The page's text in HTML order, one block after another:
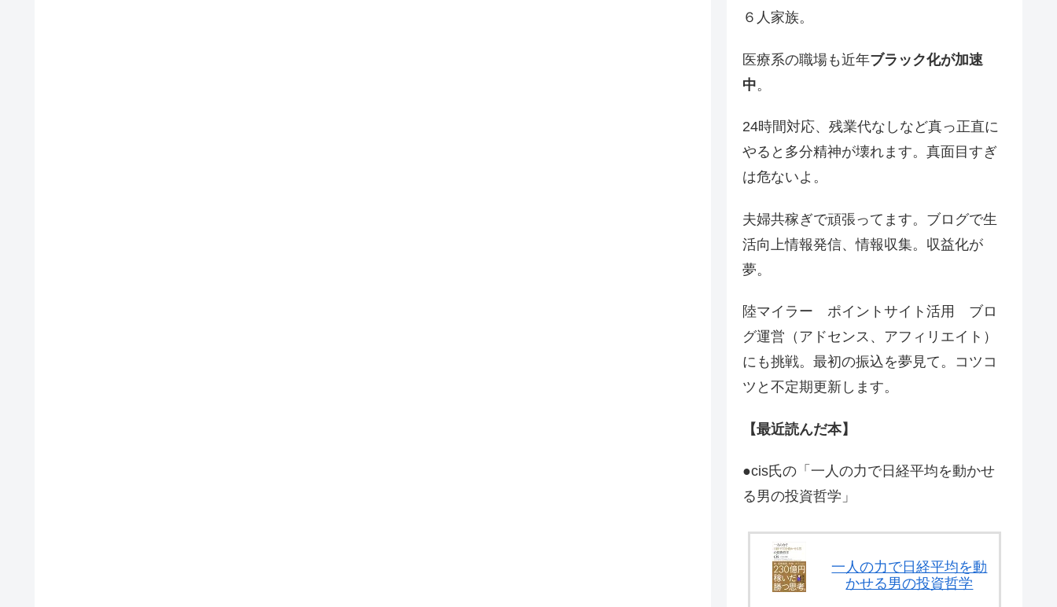
６人家族。
医療系の職場も近年ブラック化が加速
中。
24時間対応、残業代なしなど真っ正直に
やると多分精神が壊れます。真面目すぎ
は危ないよ。
夫婦共稼ぎで頑張ってます。ブログで生
活向上情報発信、情報収集。収益化が
夢。
陸マイラー ポイントサイト活用 ブロ
グ運営（アドセンス、アフィリエイト）
にも挑戦。最初の振込を夢見て。コツコ
ツと不定期更新します。
【最近読んだ本】
●cis氏の「一人の力で日経平均を動かせ
る男の投資哲学」
一人の力で日経平均を動
かせる男の投資哲学